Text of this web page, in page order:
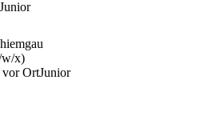
Junior
w/x)
vor OrtJunior